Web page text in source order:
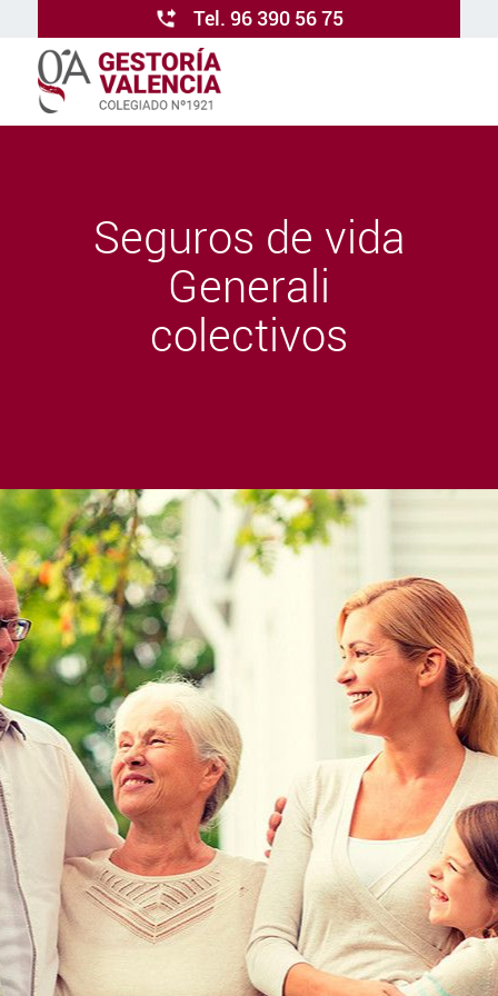
Tel. 96 390 56 75
Seguros de vida
Generali
colectivos